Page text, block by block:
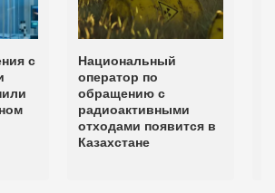
с
Национальный
оператор по
обращению с
радиоактивными
отходами появится в
Казахстане